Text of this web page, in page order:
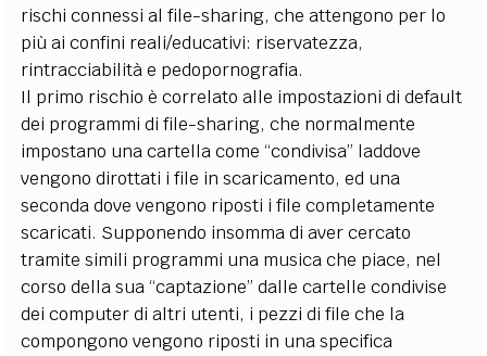
rischi connessi al file-sharing, che attengono per lo
più ai confini reali/educativi: riservatezza,
rintracciabilità e pedopornografia.
Il primo rischio è correlato alle impostazioni di default
dei programmi di file-sharing, che normalmente
impostano una cartella come “condivisa” laddove
vengono dirottati i file in scaricamento, ed una
seconda dove vengono riposti i file completamente
scaricati. Supponendo insomma di aver cercato
tramite simili programmi una musica che piace, nel
corso della sua “captazione” dalle cartelle condivise
dei computer di altri utenti, i pezzi di file che la
compongono vengono riposti in una specifica